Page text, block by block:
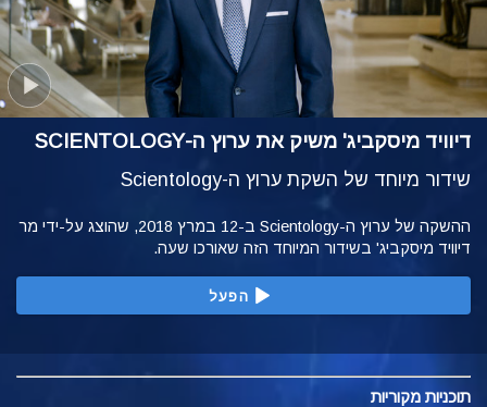
דיוויד מיסקביג' משיק את ערוץ ה-SCIENTOLOGY
שידור מיוחד של השקת ערוץ ה-Scientology
ההשקה של ערוץ ה-Scientology ב-12 במרץ 2018, שהוצג על-ידי מר
דיוויד מיסקביג' בשידור המיוחד הזה שאורכו שעה.
הפעל
תוכניות מקוריות